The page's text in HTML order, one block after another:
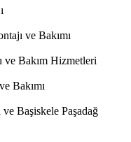
ve Bakımı
ve Bakım Hizmetleri
Bakımı
Başiskele Paşadağ